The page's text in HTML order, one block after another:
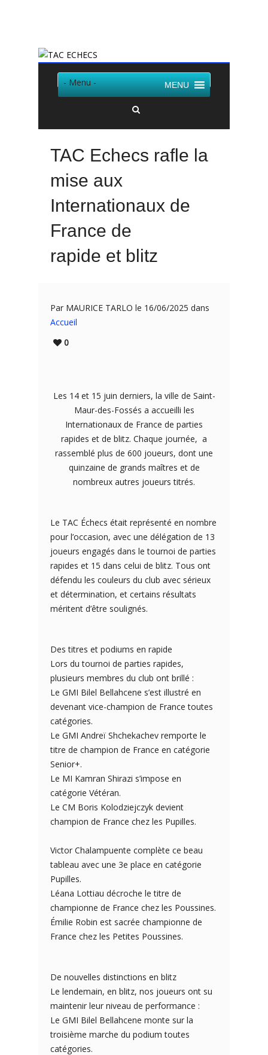
- Menu - MENU
TAC Echecs rafle la
mise aux
Internationaux de
France de
rapide et blitz
Par MAURICE TARLO le 16/06/2025 dans
Accueil
0
Les 14 et 15 juin derniers, la ville de Saint-
Maur-des-Fossés a accueilli les
Internationaux de France de parties
rapides et de blitz. Chaque journée, a
rassemblé plus de 600 joueurs, dont une
quinzaine de grands maîtres et de
nombreux autres joueurs titrés.
Le TAC Échecs était représenté en nombre
pour l’occasion, avec une délégation de 13
joueurs engagés dans le tournoi de parties
rapides et 15 dans celui de blitz. Tous ont
défendu les couleurs du club avec sérieux
et détermination, et certains résultats
méritent d’être soulignés.
Des titres et podiums en rapide
Lors du tournoi de parties rapides,
plusieurs membres du club ont brillé :
Le GMI Bilel Bellahcene s’est illustré en
devenant vice-champion de France toutes
catégories.
Le GMI Andreï Shchekachev remporte le
titre de champion de France en catégorie
Senior+.
Le MI Kamran Shirazi s’impose en
catégorie Vétéran.
Le CM Boris Kolodziejczyk devient
champion de France chez les Pupilles.
Victor Chalampuente complète ce beau
tableau avec une 3e place en catégorie
Pupilles.
Léana Lottiau décroche le titre de
championne de France chez les Poussines.
Émilie Robin est sacrée championne de
France chez les Petites Poussines.
De nouvelles distinctions en blitz
Le lendemain, en blitz, nos joueurs ont su
maintenir leur niveau de performance :
Le GMI Bilel Bellahcene monte sur la
troisième marche du podium toutes
catégories.